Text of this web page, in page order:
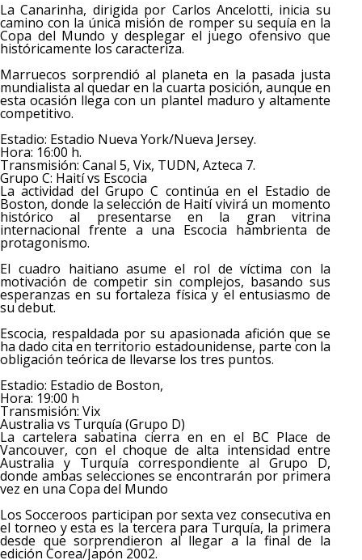
La Canarinha, dirigida por Carlos Ancelotti, inicia su
camino con la única misión de romper su sequía en la
Copa del Mundo y desplegar el juego ofensivo que
históricamente los caracteriza.
Marruecos sorprendió al planeta en la pasada justa
mundialista al quedar en la cuarta posición, aunque en
esta ocasión llega con un plantel maduro y altamente
competitivo.
Estadio: Estadio Nueva York/Nueva Jersey.
Hora: 16:00 h.
Transmisión: Canal 5, Vix, TUDN, Azteca 7.
Grupo C: Haití vs Escocia
La actividad del Grupo C continúa en el Estadio de
Boston, donde la selección de Haití vivirá un momento
histórico al presentarse en la gran vitrina
internacional frente a una Escocia hambrienta de
protagonismo.
El cuadro haitiano asume el rol de víctima con la
motivación de competir sin complejos, basando sus
esperanzas en su fortaleza física y el entusiasmo de
su debut.
Escocia, respaldada por su apasionada afición que se
ha dado cita en territorio estadounidense, parte con la
obligación teórica de llevarse los tres puntos.
Estadio: Estadio de Boston,
Hora: 19:00 h
Transmisión: Vix
Australia vs Turquía (Grupo D)
La cartelera sabatina cierra en en el BC Place de
Vancouver, con el choque de alta intensidad entre
Australia y Turquía correspondiente al Grupo D,
donde ambas selecciones se encontrarán por primera
vez en una Copa del Mundo
Los Socceroos participan por sexta vez consecutiva en
el torneo y esta es la tercera para Turquía, la primera
desde que sorprendieron al llegar a la final de la
edición Corea/Japón 2002.